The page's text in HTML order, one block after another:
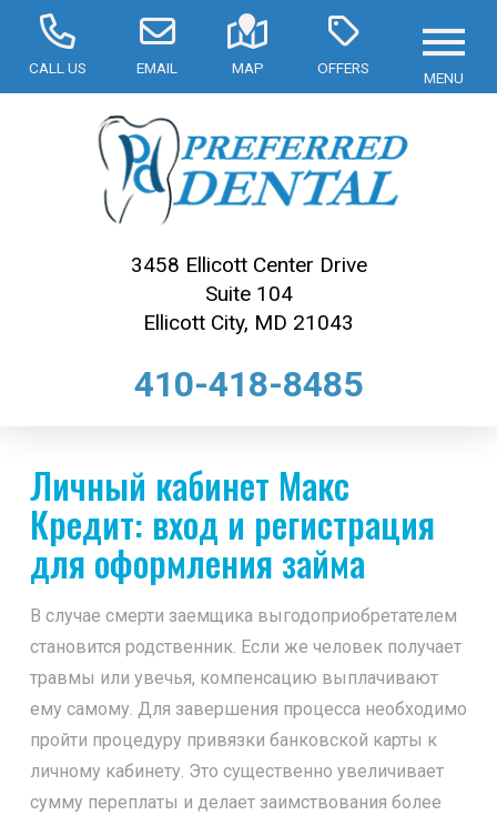
CALL US EMAIL MAP OFFERS
MENU
3458 Ellicott Center Drive
Suite 104
Ellicott City, MD 21043
410-418-8485
Личный кабинет Макс
Кредит: вход и регистрация
для оформления займа
В случае смерти заемщика выгодоприобретателем
становится родственник. Если же человек получает
травмы или увечья, компенсацию выплачивают
ему самому. Для завершения процесса необходимо
пройти процедуру привязки банковской карты к
личному кабинету. Это существенно увеличивает
сумму переплаты и делает заимствования более